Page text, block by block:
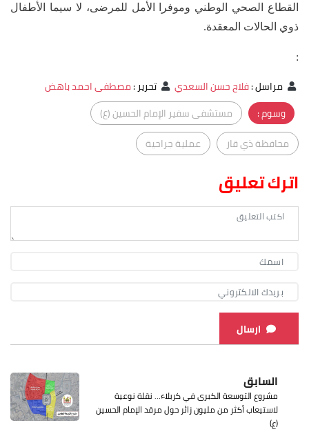
القطاع الصحي الوطني وموفرا الأمل للمرضى، لا سيما الأطفال
ذوي الحالات المعقدة.
:
مراسل:فلاح حسن السعدي تحرير:مصطفى احمد باهض
وسوم :
مستشفى سفير الإمام الحسين (ع)
محافظة ذي قار
عملية جراحية
اترك تعليق
ارسال
السابق
مشروع التوسعة الكبرى في كربلاء… نقلة نوعية
لاستيعاب أكثر من مليون زائر حول مرقد الإمام الحسين
(ع)